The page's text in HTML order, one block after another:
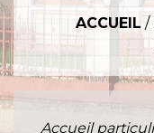
ACCUEIL /
Accueil